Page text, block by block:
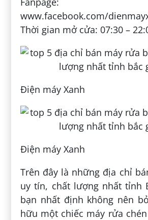
www.facebook.com/
Thời gian mở cửa: 07:30 –
Điện máy Xanh
Điện máy Xanh
Trên đây là những địa chỉ
uy tín, chất lượng nhất tỉnh
bạn nhất định không nên
hữu một chiếc máy rửa